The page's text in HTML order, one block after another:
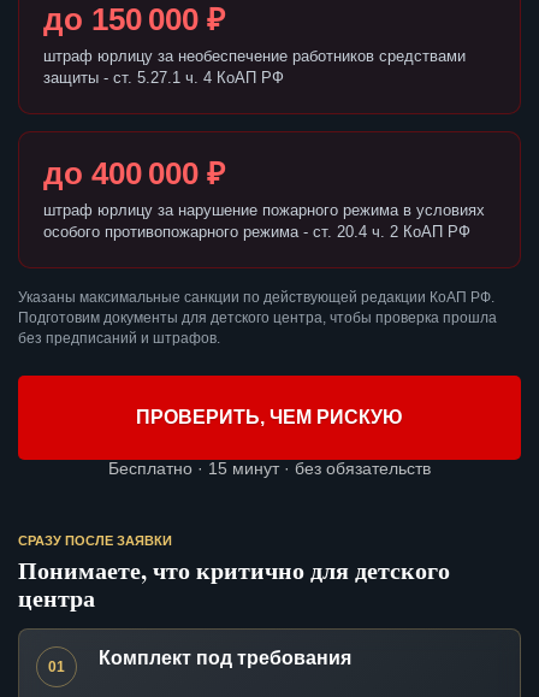
до 150 000 ₽
штраф юрлицу за необеспечение работников средствами
защиты - ст. 5.27.1 ч. 4 КоАП РФ
до 400 000 ₽
штраф юрлицу за нарушение пожарного режима в условиях
особого противопожарного режима - ст. 20.4 ч. 2 КоАП РФ
Указаны максимальные санкции по действующей редакции КоАП РФ.
Подготовим документы для детского центра, чтобы проверка прошла
без предписаний и штрафов.
ПРОВЕРИТЬ, ЧЕМ РИСКУЮ
Бесплатно · 15 минут · без обязательств
СРАЗУ ПОСЛЕ ЗАЯВКИ
Понимаете, что критично для детского
центра
01 Комплект под требования